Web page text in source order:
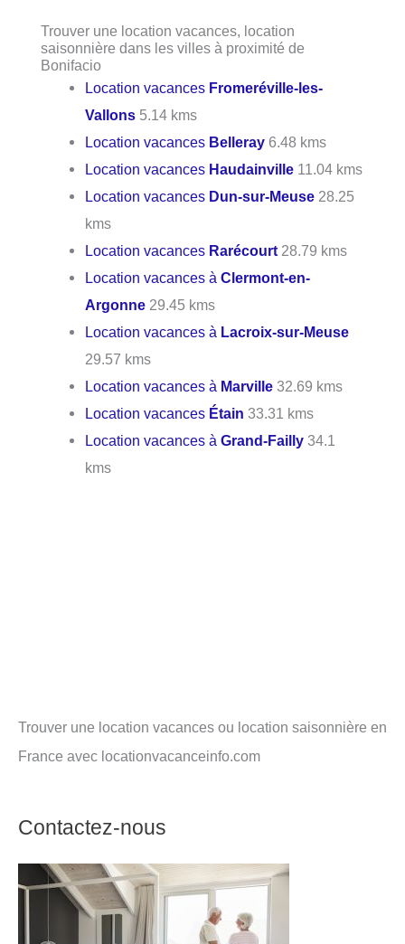
Trouver une location vacances, location
saisonnière dans les villes à proximité de
Bonifacio
Location vacances Fromeréville-les-
Vallons 5.14 kms
Location vacances Belleray 6.48 kms
Location vacances Haudainville 11.04 kms
Location vacances Dun-sur-Meuse 28.25
kms
Location vacances Rarécourt 28.79 kms
Location vacances àClermont-en-
Argonne 29.45 kms
Location vacances à Lacroix-sur-Meuse
29.57 kms
Location vacances à Marville 32.69 kms
Location vacances Étain 33.31 kms
Location vacances àGrand-Failly 34.1
kms
Trouver une location vacances ou location saisonnière en
France avec locationvacanceinfo.com
Contactez-nous